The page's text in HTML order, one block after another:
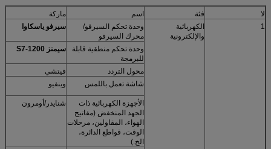
لا فئة اسم
ماركة
1
الكهربائية
والإلكترونية
وحدة تحكم السيرفو/
محرك السيرفو
سيرفو ياسكاوا
وحدة تحكم منطقية قابلة
للبرمجة
سيمنز S7-1200
محول التردد
فيتشي
شاشة تعمل باللمس
وينفيو
الأجهزة الكهربائية ذات
الجهد المنخفض (مفاتيح
الهواء، المقاولين، مرحلات
الوقت، قواطع الدائرة،
الخ.)
شنايدر/أومرون